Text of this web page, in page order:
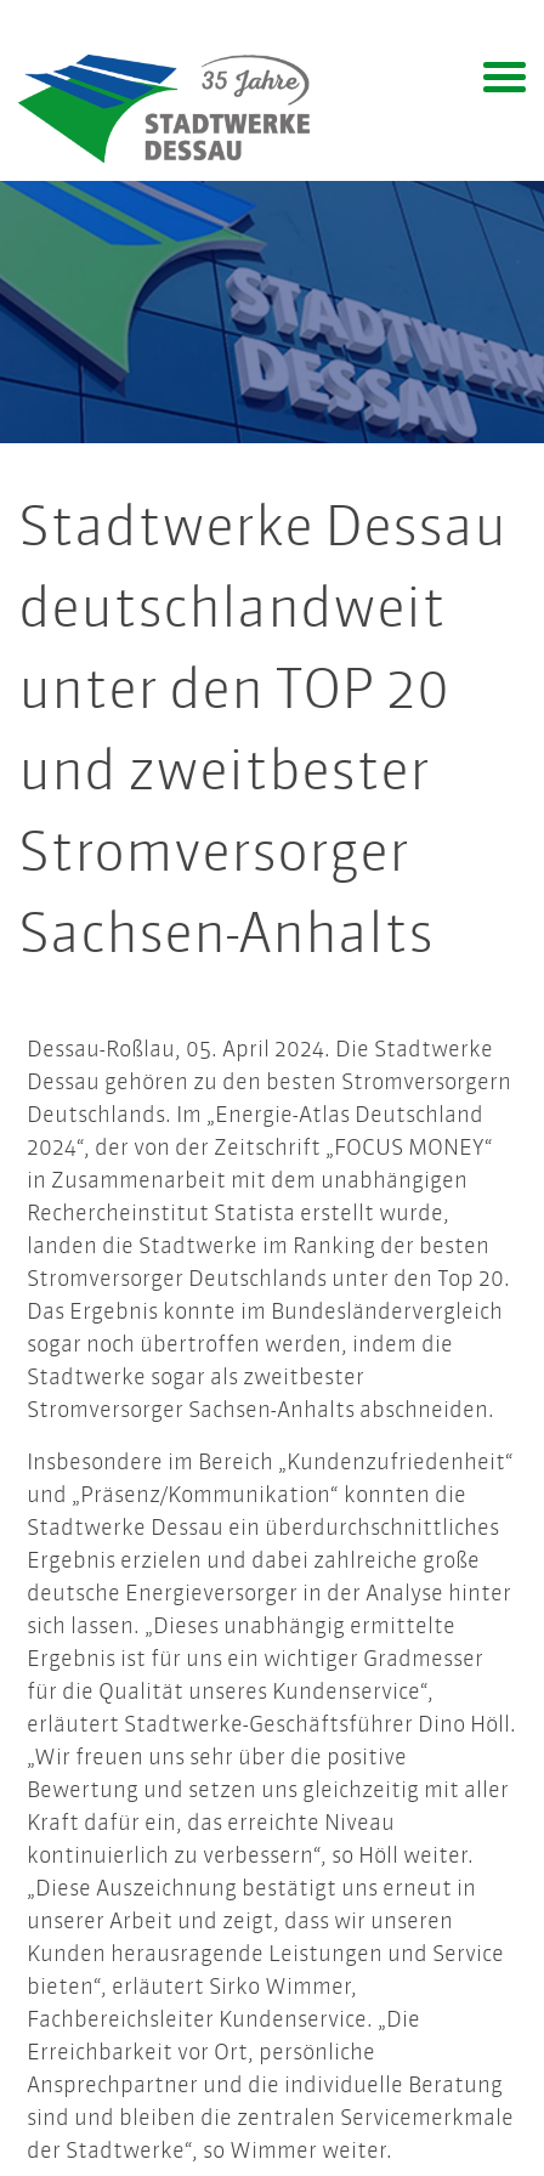
Stadtwerke Dessau
deutschlandweit
unter den TOP 20
und zweitbester
Stromversorger
Sachsen-Anhalts
Dessau-Roßlau, 05. April 2024. Die Stadtwerke
Dessau gehören zu den besten Stromversorgern
Deutschlands. Im „Energie-Atlas Deutschland
2024“, der von der Zeitschrift „FOCUS MONEY“
in Zusammenarbeit mit dem unabhängigen
Rechercheinstitut Statista erstellt wurde,
landen die Stadtwerke im Ranking der besten
Stromversorger Deutschlands unter den Top 20.
Das Ergebnis konnte im Bundesländervergleich
sogar noch übertroffen werden, indem die
Stadtwerke sogar als zweitbester
Stromversorger Sachsen-Anhalts abschneiden.
Insbesondere im Bereich „Kundenzufriedenheit“
und „Präsenz/Kommunikation“ konnten die
Stadtwerke Dessau ein überdurchschnittliches
Ergebnis erzielen und dabei zahlreiche große
deutsche Energieversorger in der Analyse hinter
sich lassen. „Dieses unabhängig ermittelte
Ergebnis ist für uns ein wichtiger Gradmesser
für die Qualität unseres Kundenservice“,
erläutert Stadtwerke-Geschäftsführer Dino Höll.
„Wir freuen uns sehr über die positive
Bewertung und setzen uns gleichzeitig mit aller
Kraft dafür ein, das erreichte Niveau
kontinuierlich zu verbessern“, so Höll weiter.
„Diese Auszeichnung bestätigt uns erneut in
unserer Arbeit und zeigt, dass wir unseren
Kunden herausragende Leistungen und Service
bieten“, erläutert Sirko Wimmer,
Fachbereichsleiter Kundenservice. „Die
Erreichbarkeit vor Ort, persönliche
Ansprechpartner und die individuelle Beratung
sind und bleiben die zentralen Servicemerkmale
der Stadtwerke“, so Wimmer weiter.